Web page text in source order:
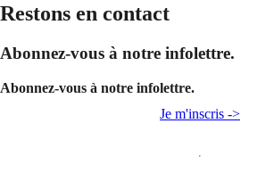
Restons en contact
Abonnez-vous à notre infolettre.
Abonnez-vous à notre infolettre.
Je m'inscris ->